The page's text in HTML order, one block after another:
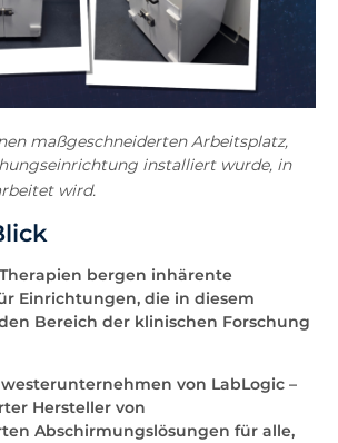
maßgeschneiderten Arbeitsplatz,
installiert wurde, in
wird.
bergen inhärente
Einrichtungen, die in diesem
Bereich der klinischen Forschung
von LabLogic –
Hersteller von
Abschirmungslösungen für alle,